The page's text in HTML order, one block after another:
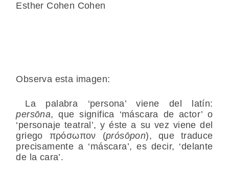
Esther Cohen Cohen
Observa esta imagen:
La palabra ‘persona’ viene del latín:
persōna, que significa ‘máscara de actor’ o
‘personaje teatral’, y éste a su vez viene del
griego πρόσωπον (prósōpon), que traduce
precisamente a ‘máscara’, es decir, ‘delante
de la cara’.